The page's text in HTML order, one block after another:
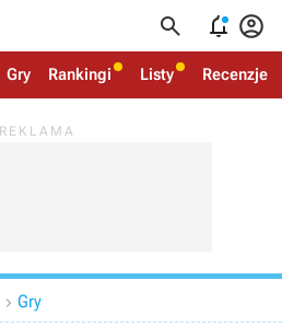
  
Gry Rankingi Listy Recenzje
 Gry